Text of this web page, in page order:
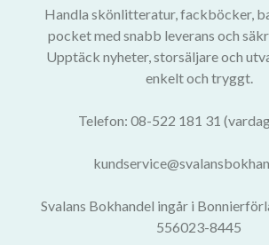
Handla skönlitteratur, fackböcker,
pocket med snabb leverans och
Upptäck nyheter, storsäljare och
enkelt och tryggt.
Telefon: 08-522 181 31
Svalans Bokhandel ingår i
556023-8445